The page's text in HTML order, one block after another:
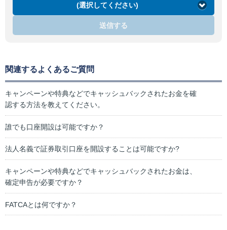
(選択してください)
送信する
関連するよくあるご質問
キャンペーンや特典などでキャッシュバックされたお金を確
認する方法を教えてください。
誰でも口座開設は可能ですか？
法人名義で証券取引口座を開設することは可能ですか?
キャンペーンや特典などでキャッシュバックされたお金は、
確定申告が必要ですか？
FATCAとは何ですか？